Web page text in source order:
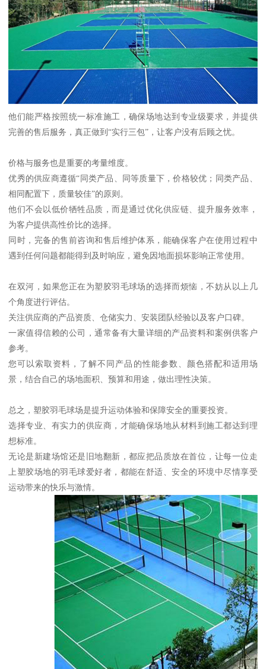
他们能严格按照统一标准施工，确保场地达到专业级要求，并提供
完善的售后服务，真正做到“实行三包”，让客户没有后顾之忧。
价格与服务也是重要的考量维度。
优秀的供应商遵循“同类产品、同等质量下，价格较优；同类产品、
相同配置下，质量较佳”的原则。
他们不会以低价牺牲品质，而是通过优化供应链、提升服务效率，
为客户提供高性价比的选择。
同时，完备的售前咨询和售后维护体系，能确保客户在使用过程中
遇到任何问题都能得到及时响应，避免因地面损坏影响正常使用。
在双河，如果您正在为塑胶羽毛球场的选择而烦恼，不妨从以上几
个角度进行评估。
关注供应商的产品资质、仓储实力、安装团队经验以及客户口碑。
一家值得信赖的公司，通常备有大量详细的产品资料和案例供客户
参考。
您可以索取资料，了解不同产品的性能参数、颜色搭配和适用场
景，结合自己的场地面积、预算和用途，做出理性决策。
总之，塑胶羽毛球场是提升运动体验和保障安全的重要投资。
选择专业、有实力的供应商，才能确保场地从材料到施工都达到理
想标准。
无论是新建场馆还是旧地翻新，都应把品质放在首位，让每一位走
上塑胶场地的羽毛球爱好者，都能在舒适、安全的环境中尽情享受
运动带来的快乐与激情。